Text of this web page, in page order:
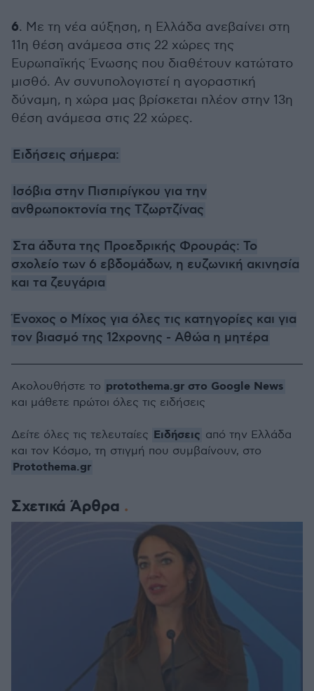
6. Με τη νέα αύξηση, η Ελλάδα ανεβαίνει στη
11η θέση ανάμεσα στις 22 χώρες της
Ευρωπαϊκής Ένωσης που διαθέτουν κατώτατο
μισθό. Αν συνυπολογιστεί η αγοραστική
δύναμη, η χώρα μας βρίσκεται πλέον στην 13η
θέση ανάμεσα στις 22 χώρες.
Ειδήσεις σήμερα:
Ισόβια στην Πισπιρίγκου για την
ανθρωποκτονία της Τζωρτζίνας
Στα άδυτα της Προεδρικής Φρουράς: Το
σχολείο των 6 εβδομάδων, η ευζωνική ακινησία
και τα ζευγάρια
Ένοχος ο Μίχος για όλες τις κατηγορίες και για
τον βιασμό της 12χρονης - Αθώα η μητέρα
Σχετικά Άρθρα
Ακολουθήστε το protothema.gr στο Google News
και μάθετε πρώτοι όλες τις ειδήσεις
Δείτε όλες τις τελευταίες Ειδήσεις από την Ελλάδα
και τον Κόσμο, τη στιγμή που συμβαίνουν, στο
Protothema.gr